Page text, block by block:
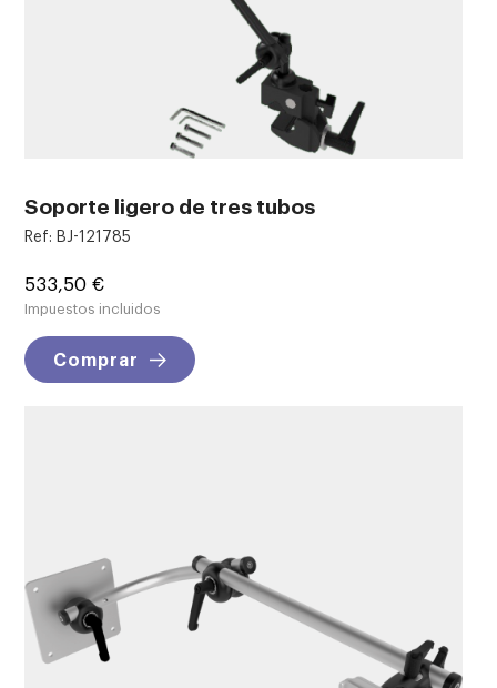
Soporte ligero de tres tubos
Ref: BJ-121785
Precio
533,50 €
Impuestos incluidos
Comprar